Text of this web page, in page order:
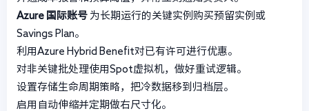
Azure 国际账号 为长期运行的关键实例购买预留实例或
Savings Plan。
利用Azure Hybrid Benefit对已有许可进行优惠。
对非关键批处理使用Spot虚拟机，做好重试逻辑。
设置存储生命周期策略，把冷数据移到归档层。
启用自动伸缩并定期做右尺寸化。